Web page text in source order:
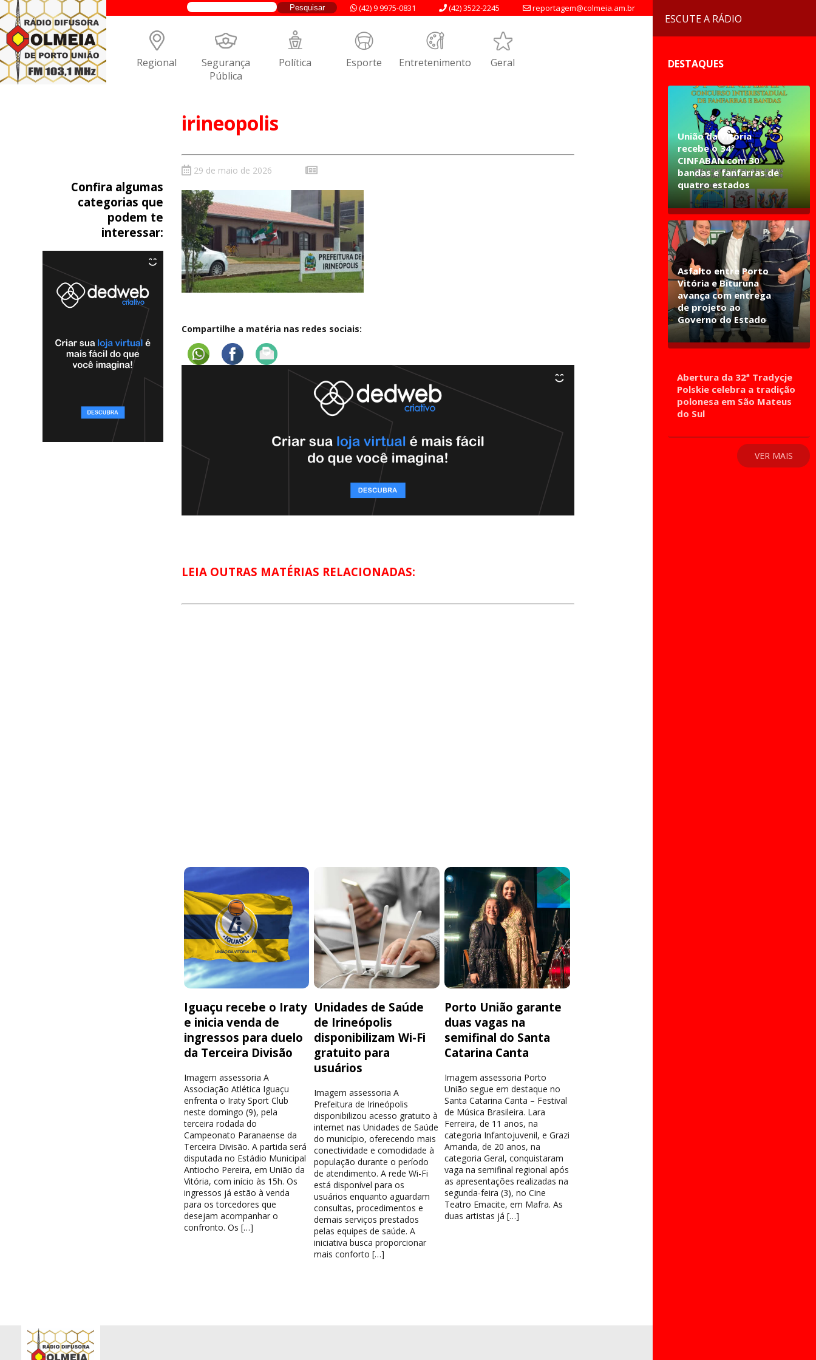
reportagem@colmeia.am.br
(42) 3522-2245
(42) 9 9975-0831
Regional Segurança
Pública
Política Esporte Entretenimento Geral
irineopolis
Confira algumas
categorias que
podem te
interessar:
29 de maio de 2026
Compartilhe a matéria nas redes sociais:
LEIA OUTRAS MATÉRIAS RELACIONADAS:
Iguaçu recebe o Iraty
e inicia venda de
ingressos para duelo
da Terceira Divisão
Imagem assessoria A
Associação Atlética Iguaçu
enfrenta o Iraty Sport Club
neste domingo (9), pela
terceira rodada do
Campeonato Paranaense da
Terceira Divisão. A partida será
disputada no Estádio Municipal
Antiocho Pereira, em União da
Vitória, com início às 15h. Os
ingressos já estão à venda
para os torcedores que
desejam acompanhar o
confronto. Os […]
Unidades de Saúde
de Irineópolis
disponibilizam Wi-Fi
gratuito para
usuários
Imagem assessoria A
Prefeitura de Irineópolis
disponibilizou acesso gratuito à
internet nas Unidades de Saúde
do município, oferecendo mais
conectividade e comodidade à
população durante o período
de atendimento. A rede Wi-Fi
está disponível para os
usuários enquanto aguardam
consultas, procedimentos e
demais serviços prestados
pelas equipes de saúde. A
iniciativa busca proporcionar
mais conforto […]
Porto União garante
duas vagas na
semifinal do Santa
Catarina Canta
Imagem assessoria Porto
União segue em destaque no
Santa Catarina Canta – Festival
de Música Brasileira. Lara
Ferreira, de 11 anos, na
categoria Infantojuvenil, e Grazi
Amanda, de 20 anos, na
categoria Geral, conquistaram
vaga na semifinal regional após
as apresentações realizadas na
segunda-feira (3), no Cine
Teatro Emacite, em Mafra. As
duas artistas já […]
ESCUTE A RÁDIO
DESTAQUES
União da Vitória
recebe o 34º
CINFABAN com 30
bandas e fanfarras de
quatro estados
Asfalto entre Porto
Vitória e Bituruna
avança com entrega
de projeto ao
Governo do Estado
Abertura da 32ª Tradycje
Polskie celebra a tradição
polonesa em São Mateus
do Sul
VER MAIS